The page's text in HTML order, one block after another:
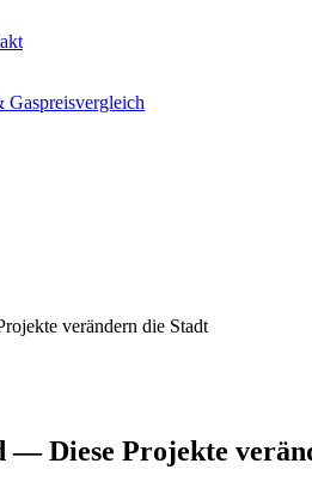
Gaspreisvergleich
verändern die Stadt
— Diese Projekte